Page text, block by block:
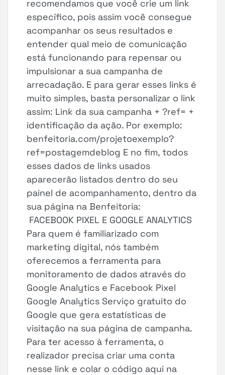
recomendamos que você crie um link
específico, pois assim você consegue
acompanhar os seus resultados e
entender qual meio de comunicação
está funcionando para repensar ou
impulsionar a sua campanha de
arrecadação. E para gerar esses links é
muito simples, basta personalizar o link
assim: Link da sua campanha + ?ref= +
identificação da ação. Por exemplo:
benfeitoria.com/projetoexemplo?
ref=postagemdeblog E no fim, todos
esses dados de links usados
aparecerão listados dentro do seu
painel de acompanhamento, dentro da
sua página na Benfeitoria:
FACEBOOK PIXEL E GOOGLE ANALYTICS
Para quem é familiarizado com
marketing digital, nós também
oferecemos a ferramenta para
monitoramento de dados através do
Google Analytics e Facebook Pixel
Google Analytics Serviço gratuito do
Google que gera estatísticas de
visitação na sua página de campanha.
Para ter acesso à ferramenta, o
realizador precisa criar uma conta
nesse link e colar o código aqui na